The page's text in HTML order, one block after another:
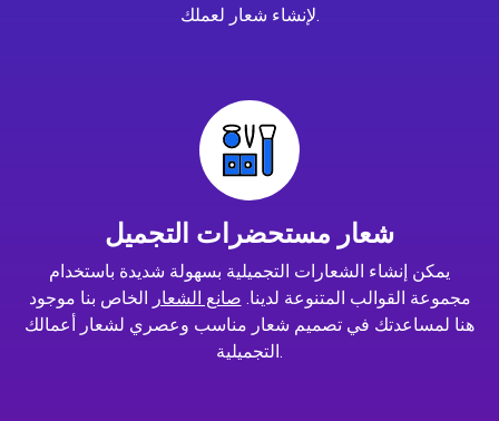
لإنشاء شعار لعملك.
شعار مستحضرات التجميل
يمكن إنشاء الشعارات التجميلية بسهولة شديدة باستخدام
مجموعة القوالب المتنوعة لدينا. صانع الشعار الخاص بنا موجود
هنا لمساعدتك في تصميم شعار مناسب وعصري لشعار أعمالك
التجميلية.